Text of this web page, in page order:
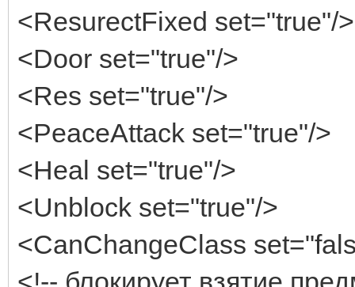
<ResurectFixed set="true"/>
<Door set="true"/>
<Res set="true"/>
<PeaceAttack set="true"/>
<Heal set="true"/>
<Unblock set="true"/>
<CanChangeClass